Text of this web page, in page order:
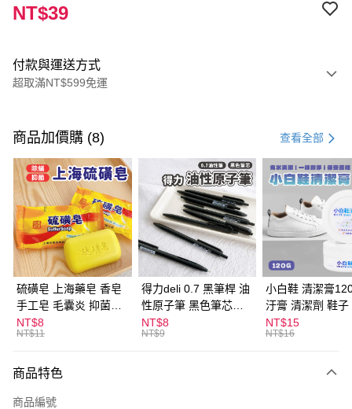
NT$39
付款與運送方式
超取滿NT$599免運
信用卡一次付款
超商取貨付款
LINE Pay
Apple Pay
街口支付
悠遊付
ATM付款
全家取貨付款
每筆NT$60，滿NT$599(含以上)免運費
商品加價購 (8) 查看全部
硫磺皂 上海藥皂 香皂
手工皂 毛囊炎 抑菌除
蟎 清潔護膚 去油去痘
寵物皮膚病 狗狗貓咪
NT$8
NT$11
得力deli 0.7 黑筆桿 油
性原子筆 黑色筆芯
S304
NT$8
NT$9
小白鞋 清潔膏
汙膏 清潔劑 鞋子
漬 白皮鞋 鞋油
NT$15
NT$16
商品特色
商品編號